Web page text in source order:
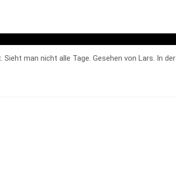
man nicht alle Tage. Gesehen von Lars. In der